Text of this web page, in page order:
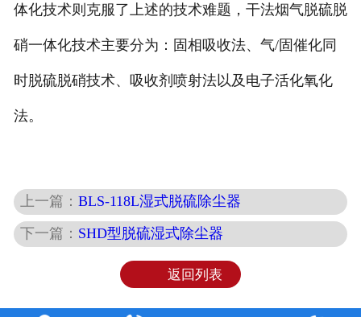
体化技术则克服了上述的技术难题，干法烟气脱硫脱
硝一体化技术主要分为：固相吸收法、气/固催化同
时脱硫脱硝技术、吸收剂喷射法以及电子活化氧化
法。
上一篇：BLS-118L湿式脱硫除尘器
下一篇： SHD型脱硫湿式除尘器
返回列表